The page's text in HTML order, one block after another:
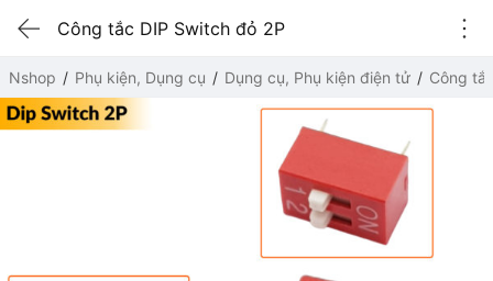
Công tắc DIP Switch đỏ 2P
Nshop Phụ kiện, Dụng cụ Dụng cụ, Phụ kiện điện tử Công